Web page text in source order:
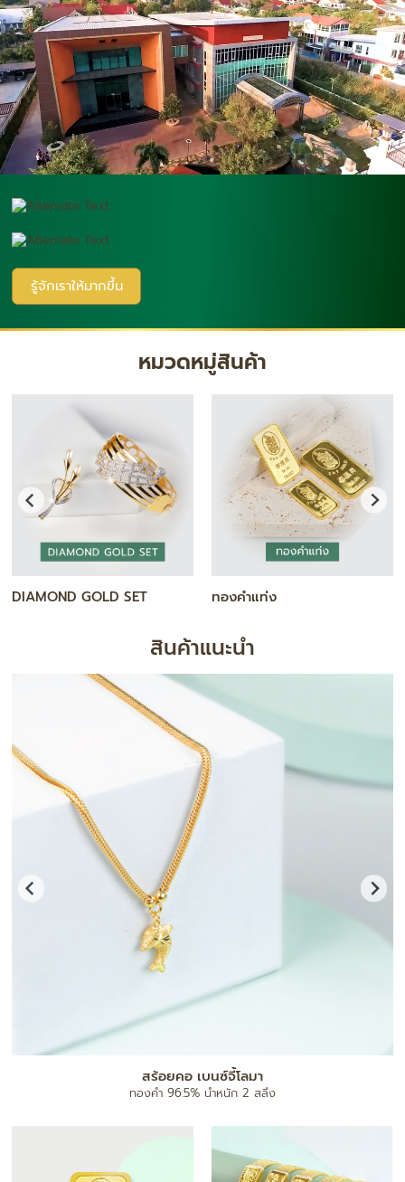
รู้จักเราให้มากขึ้น
หมวดหมู่สินค้า
สร้อยคอ กำไล / สร้อยข้อมือ
สินค้าแนะนำ
แผ่นทองมงคล
ทองคำ 96.5% น้ำหนัก 0.1 กรัม